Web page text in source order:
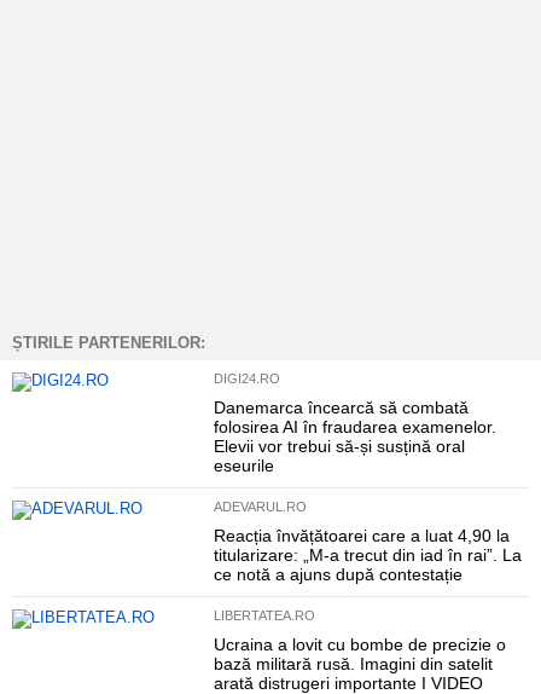
ȘTIRILE PARTENERILOR:
DIGI24.RO
Danemarca încearcă să combată
folosirea AI în fraudarea examenelor.
Elevii vor trebui să-și susțină oral
eseurile
ADEVARUL.RO
Reacția învățătoarei care a luat 4,90 la
titularizare: „M-a trecut din iad în rai”. La
ce notă a ajuns după contestație
LIBERTATEA.RO
Ucraina a lovit cu bombe de precizie o
bază militară rusă. Imagini din satelit
arată distrugeri importante I VIDEO